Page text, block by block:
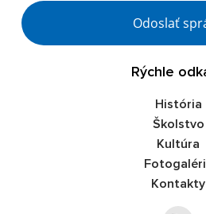
Google reCaptcha Response
Odoslať
Rýchle
História
Školstvo
Kultúra
Kontakty